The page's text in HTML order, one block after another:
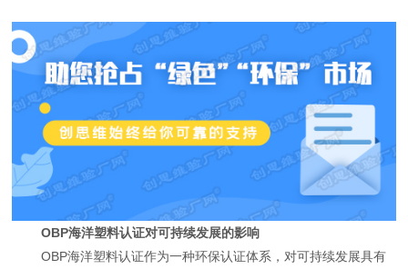
OBP海洋塑料认证对可持续发展的影响
OBP海洋塑料认证作为一种环保认证体系，对可持续发展具有